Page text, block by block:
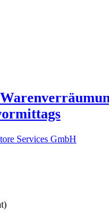
Services GmbH